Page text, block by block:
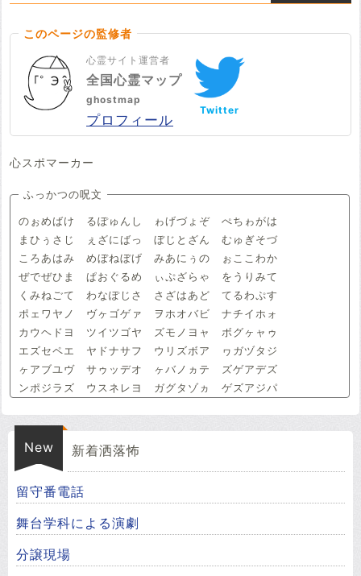
このページの監修者
心霊サイト運営者
全国心霊マップ
ghostmap
プロフィール
Twitter
心スポマーカー
ふっかつの呪文
のぉめばけ るぽゅんし ゎげづょぞ ぺちゎがは
まひぅさじ ぇざにばっ ぼじとざん むゅぎそづ
ころあはみ めぼねぼげ みあにぅの ぉここわか
ぜでぜひま ぱおぐるめ ぃぷざらゃ をうりみて
くみねごて わなぽじさ さざはあど てるわぷす
ポェワヤノ ヴヶゴゲァ ヲホオバビ ナチイホォ
カウヘドヨ ツイツゴヤ ズモノヨャ ボグヶャゥ
エズセペエ ヤドナサフ ウリズボア ヮガヅタジ
ヶアブユヴ サゥッデオ ヶバノヵテ ズゲアデズ
ンポジラズ ウスネレヨ ガグタゾヵ ゲズアジパ
New 新着洒落怖
留守番電話
舞台学科による演劇
分譲現場